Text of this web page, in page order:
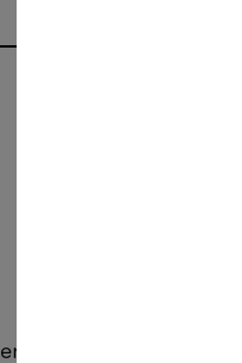
Verlagsprogramm.